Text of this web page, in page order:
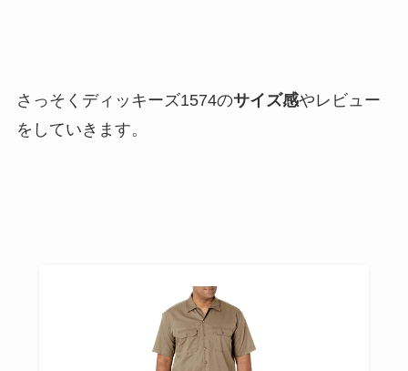
さっそくディッキーズ1574のサイズ感やレビュー
をしていきます。